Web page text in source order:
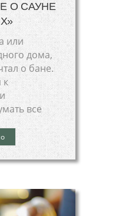
О САУНЕ
или
дома,
о бане.
к
все